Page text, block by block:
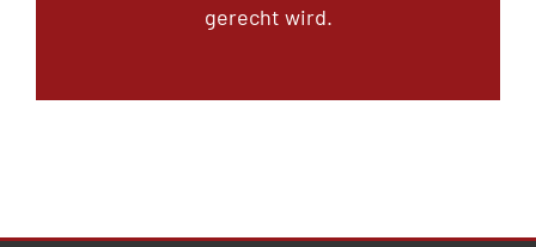
gerecht wird.